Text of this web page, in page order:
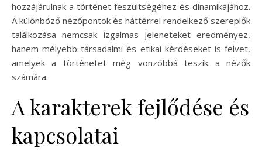
hozzájárulnak a történet feszültségéhez és dinamikájához.
A különböző nézőpontok és háttérrel rendelkező szereplők
találkozása nemcsak izgalmas jeleneteket eredményez,
hanem mélyebb társadalmi és etikai kérdéseket is felvet,
amelyek a történetet még vonzóbbá teszik a nézők
számára.
A karakterek fejlődése és
kapcsolatai